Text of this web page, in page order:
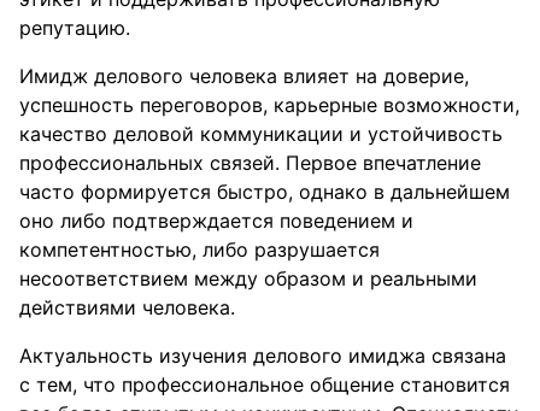
репутацию.
Имидж делового человека влияет на доверие,
успешность переговоров, карьерные возможности,
качество деловой коммуникации и устойчивость
профессиональных связей. Первое впечатление
часто формируется быстро, однако в дальнейшем
оно либо подтверждается поведением и
компетентностью, либо разрушается
несоответствием между образом и реальными
действиями человека.
Актуальность изучения делового имиджа связана
с тем, что профессиональное общение становится